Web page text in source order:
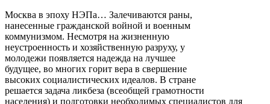
Москва в эпоху НЭПа… Залечиваются раны,
нанесенные гражданской войной и военным
комму­низмом. Несмотря на жизненную
неустроенность и хозяйственную разруху, у
молодежи появляется на­дежда на лучшее
будущее, во многих горит вера в свершение
высоких социалистических идеалов. В стране
решается задача ликбеза (всеобщей грамотности
населения) и подготовки необходимых специалистов для